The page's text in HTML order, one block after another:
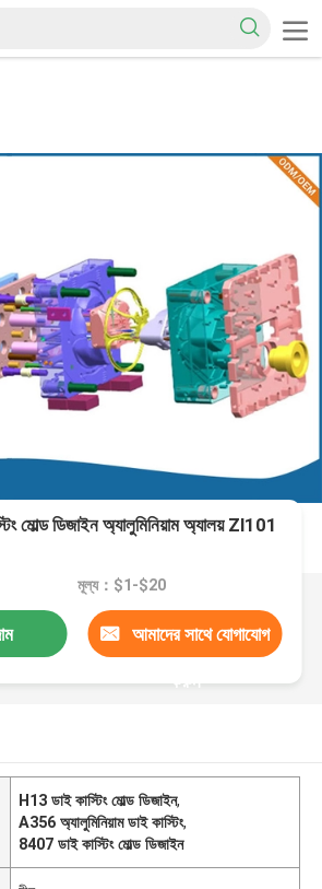
মোল্ড ডিজাইন অ্যালুমিনিয়াম অ্যালয় Zl101
মূল্য：$1-$20
আমাদের সাথে যোগাযোগ
করুন
H13 ডাই কাস্টিং মোল্ড ডিজাইন,
A356 অ্যালুমিনিয়াম ডাই কাস্টিং,
8407 ডাই কাস্টিং মোল্ড ডিজাইন